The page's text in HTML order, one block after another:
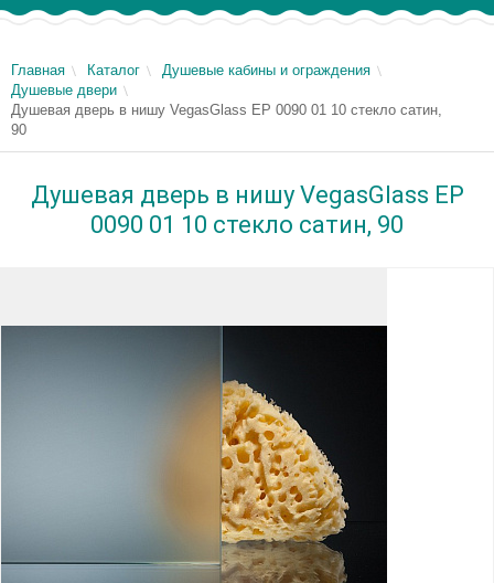
Главная Каталог
Душевые кабины и ограждения
Душевые двери
Душевая дверь в нишу VegasGlass EP 0090 01 10 стекло сатин,
90
Душевая дверь в нишу VegasGlass EP
0090 01 10 стекло сатин, 90